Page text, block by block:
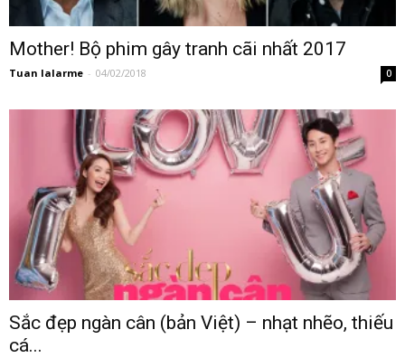
Mother! Bộ phim gây tranh cãi nhất 2017
Tuan lalarme - 04/02/2018 0
Sắc đẹp ngàn cân (bản Việt) – nhạt nhẽo, thiếu
cá...